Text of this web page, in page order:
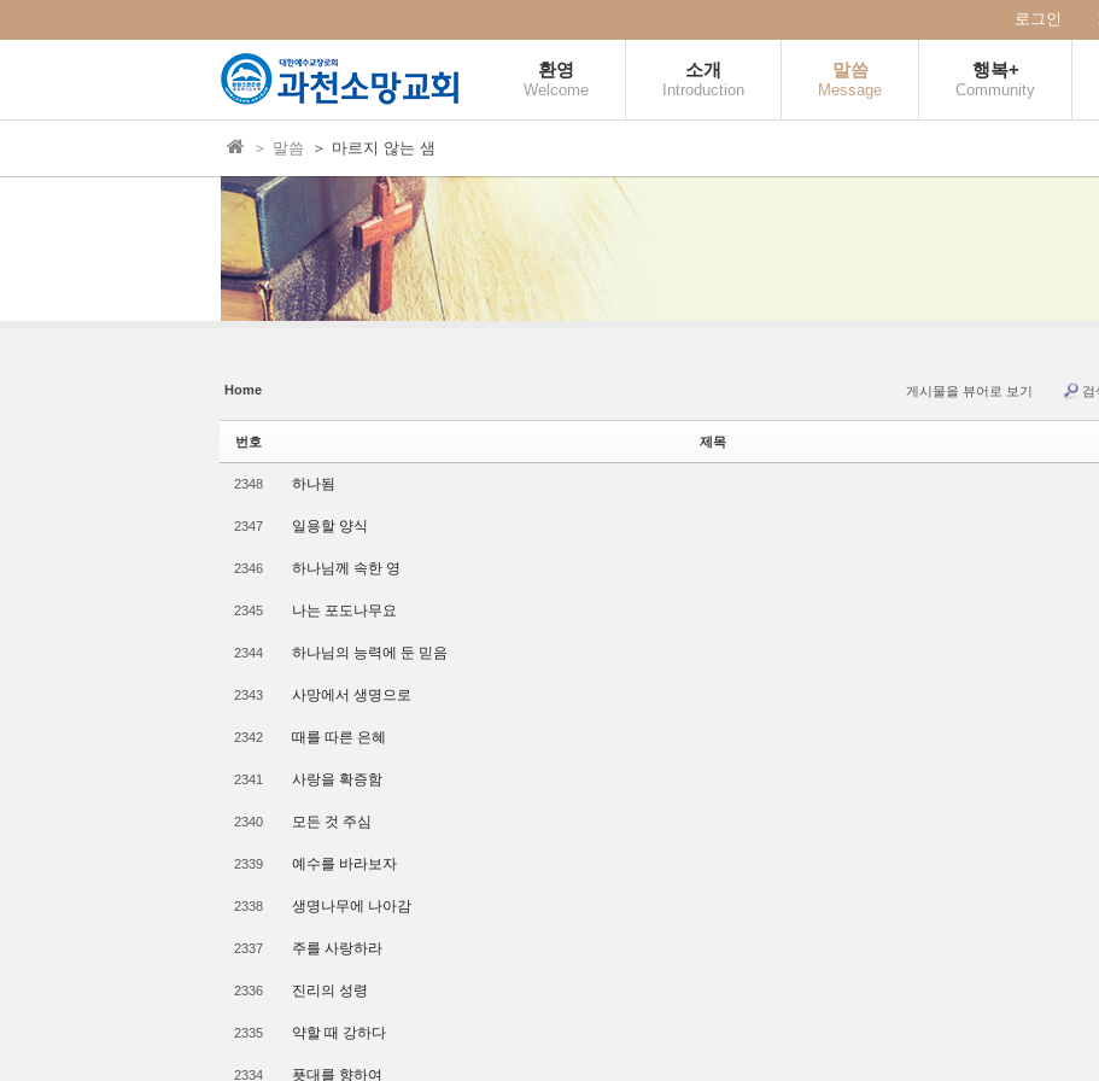
로그인
환영
Welcome
소개
Introduction
말씀
Message
행복+
Community
＞ 말씀 ＞ 마르지 않는 샘
Home 게시물을 뷰어로 보기 검
번호 제목
2348 하나됨
2347 일용할 양식
2346 하나님께 속한 영
2345 나는 포도나무요
2344 하나님의 능력에 둔 믿음
2343 사망에서 생명으로
2342 때를 따른 은혜
2341 사랑을 확증함
2340 모든 것 주심
2339 예수를 바라보자
2338 생명나무에 나아감
2337 주를 사랑하라
2336 진리의 성령
2335 약할 때 강하다
2334 푯대를 향하여
Sketchbook5, 스케치북5
Sketchbook5, 스케치북5
Sketchbook5, 스케치북5
Sketchbook5, 스케치북5